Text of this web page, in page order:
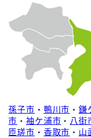
孫子市 ・ 鴨川市 ・鎌
市 ・袖ケ浦市 ・ 八街
匝瑳市 ・ 香取市 ・ 山